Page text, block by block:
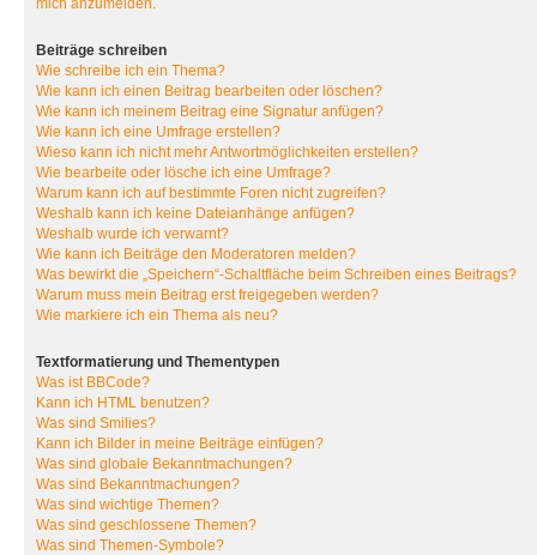
Beiträge schreiben
Wie schreibe ich ein Thema?
Wie kann ich einen Beitrag bearbeiten oder löschen?
Wie kann ich meinem Beitrag eine Signatur anfügen?
Wie kann ich eine Umfrage erstellen?
Wieso kann ich nicht mehr Antwortmöglichkeiten erstellen?
Wie bearbeite oder lösche ich eine Umfrage?
Warum kann ich auf bestimmte Foren nicht zugreifen?
Weshalb kann ich keine Dateianhänge anfügen?
Weshalb wurde ich verwarnt?
Wie kann ich Beiträge den Moderatoren melden?
Was bewirkt die „Speichern“-Schaltfläche beim Schreiben eines Beitrags?
Warum muss mein Beitrag erst freigegeben werden?
Wie markiere ich ein Thema als neu?
Textformatierung und Thementypen
Was ist BBCode?
Kann ich HTML benutzen?
Was sind Smilies?
Kann ich Bilder in meine Beiträge einfügen?
Was sind globale Bekanntmachungen?
Was sind Bekanntmachungen?
Was sind wichtige Themen?
Was sind geschlossene Themen?
Was sind Themen-Symbole?